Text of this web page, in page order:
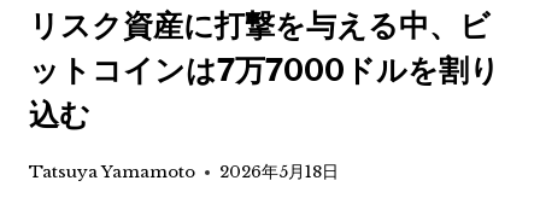
リスク資産に打撃を与える中、ビ
ットコインは7万7000ドルを割り
込む
Tatsuya Yamamoto 2026年5月18日